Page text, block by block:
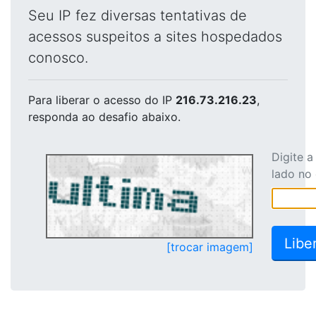
Seu IP fez diversas tentativas de
acessos suspeitos a sites hospedados
conosco.
Para liberar o acesso do IP 216.73.216.23,
responda ao desafio abaixo.
[trocar imagem]
Digite
lado no